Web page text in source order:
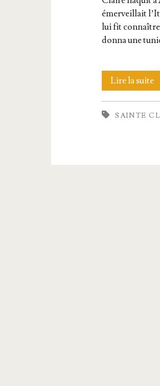
émer­veillait
lui fit connaître
don­na une
Lire la suite
SAINTE